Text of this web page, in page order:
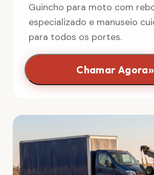
Guincho para moto com
especializado e manuseio
para todos os portes.
Chamar Agora»